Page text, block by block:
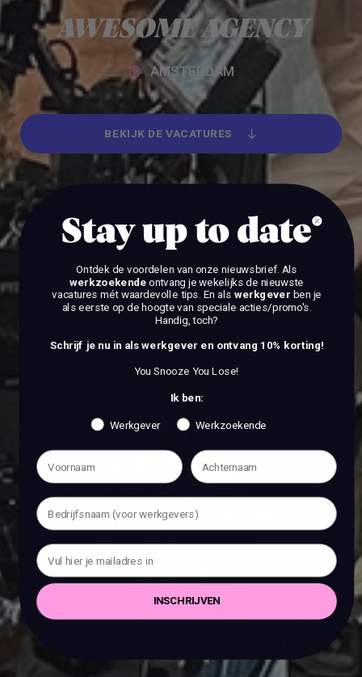
Alle werkgevers
AWESOME AGENCY
AMSTERDAM
BEKIJK DE VACATURES
BEKIJK DE VACATURES
Stay up to date
Ontdek de voordelen van onze nieuwsbrief. Als
werkzoekendeontvang je wekelijks de nieuwste
vacatures mét waardevolle tips. En als werkgever ben je
als eerste op de hoogte van speciale acties/promo's.
Handig, toch?
Schrijf je nu in als werkgever en ontvang 10% korting!
You Snooze You Lose!
Ik ben:
Werkgever Werkzoekende
INSCHRIJVEN